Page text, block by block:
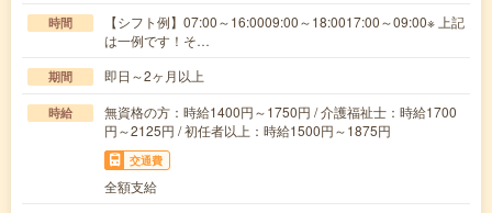
時間
【シフト例】07:00～16:0009:00～18:0017:00～09:00※ 上記
は一例です！そ…
期間 即日～2ヶ月以上
時給
無資格の方：時給1400円～1750円 / 介護福祉士：時給1700
円～2125円 / 初任者以上：時給1500円～1875円
交通費
全額支給